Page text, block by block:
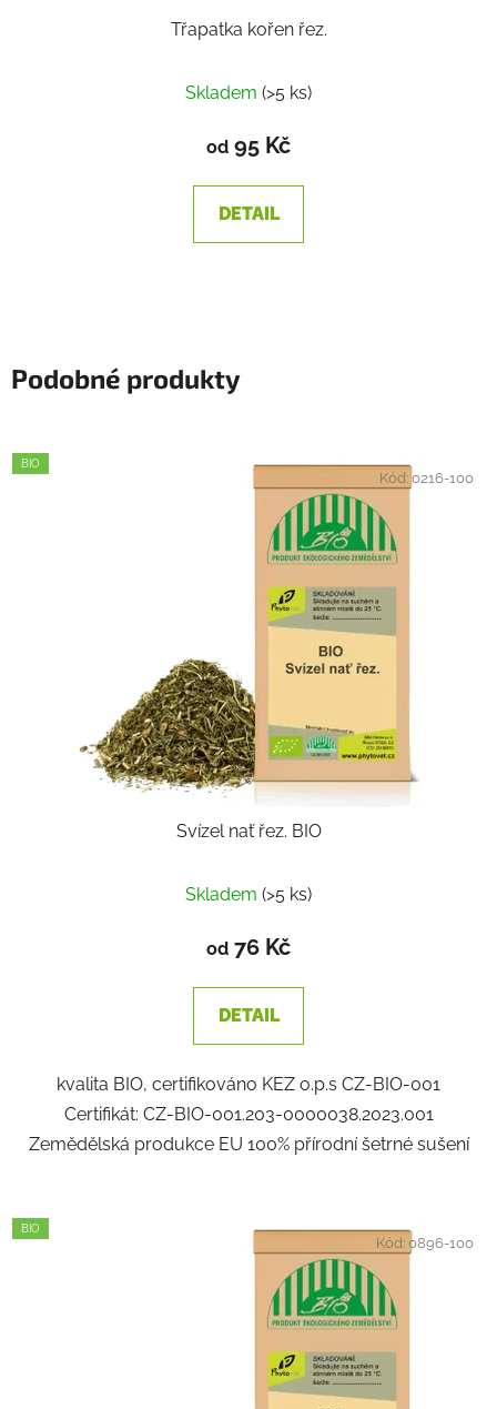
Třapatka kořen řez.
Skladem (>5 ks)
od 95 Kč
DETAIL
Podobné produkty
BIO
Svízel nať řez. BIO
Skladem (>5 ks)
od 76 Kč
DETAIL
kvalita BIO, certifikováno KEZ o.p.s CZ-BIO-001
Certifikát: CZ-BIO-001.203-0000038.2023.001
Zemědělská produkce EU 100% přírodní šetrné sušení
Kód:0216-100
BIO
Kód:0896-100